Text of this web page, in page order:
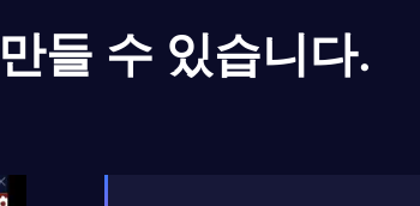
들 수 있습니다.